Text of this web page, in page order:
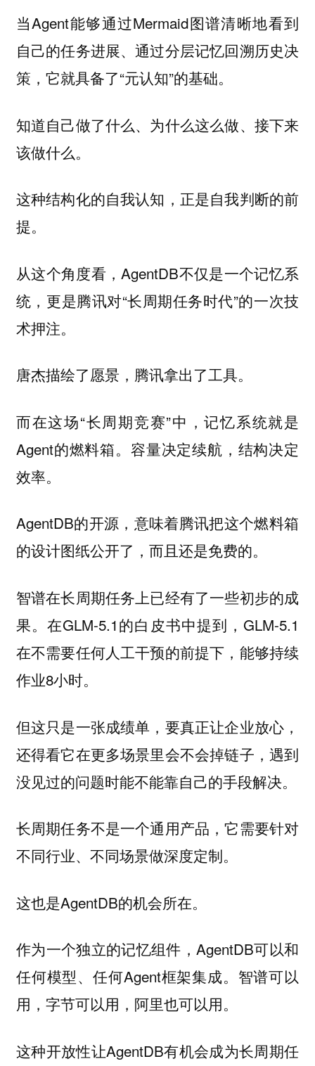
当Agent能够通过Mermaid图谱清晰地看到
自己的任务进展、通过分层记忆回溯历史决
策，它就具备了“元认知”的基础。
知道自己做了什么、为什么这么做、接下来
该做什么。
这种结构化的自我认知，正是自我判断的前
提。
从这个角度看，AgentDB不仅是一个记忆系
统，更是腾讯对“长周期任务时代”的一次技
术押注。
唐杰描绘了愿景，腾讯拿出了工具。
而在这场“长周期竞赛”中，记忆系统就是
Agent的燃料箱。容量决定续航，结构决定
效率。
AgentDB的开源，意味着腾讯把这个燃料箱
的设计图纸公开了，而且还是免费的。
智谱在长周期任务上已经有了一些初步的成
果。在GLM-5.1的白皮书中提到，GLM-5.1
在不需要任何人工干预的前提下，能够持续
作业8小时。
但这只是一张成绩单，要真正让企业放心，
还得看它在更多场景里会不会掉链子，遇到
没见过的问题时能不能靠自己的手段解决。
长周期任务不是一个通用产品，它需要针对
不同行业、不同场景做深度定制。
这也是AgentDB的机会所在。
作为一个独立的记忆组件，AgentDB可以和
任何模型、任何Agent框架集成。智谱可以
用，字节可以用，阿里也可以用。
这种开放性让AgentDB有机会成为长周期任